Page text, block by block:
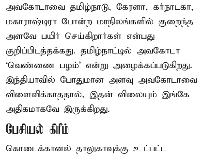
அவகோடாவை தமிழ்நாடு, கேரளா, கர்நாடகா,
மகாராஷ்டிரா போன்ற மாநிலங்களில் குறைந்த
அளவே பயிர் செய்கிறார்கள் என்பது
குறிப்பிடத்தக்கது. தமிழ்நாட்டில் அவகோடா
‘வெண்ணை பழம்’ என்று அழைக்கப்படுகிறது.
இந்தியாவில் போதுமான அளவு அவகோடாவை
விளைவிக்காததால், இதன் விலையும் இங்கே
அதிகமாகவே இருக்கிறது.
பேசியல் கிரீம்
கொடைக்கானல் தாலுகாவுக்கு உட்பட்ட